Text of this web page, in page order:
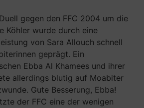
gegen den FFC 2004 um die
Köhler wurde durch eine
von Sara Allouch schnell
geprägt. Ein
Ebba Al Khamees und ihrer
allerdings blutig auf Moabiter
Gute Besserung, Ebba!
der FFC eine der wenigen